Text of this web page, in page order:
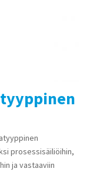
prosessisäiliöihin,
ja vastaaviin